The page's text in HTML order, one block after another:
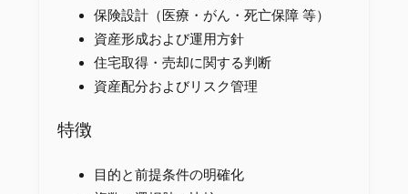
保険設計（医療・がん・死亡保障 等）
資産形成および運用方針
住宅取得・売却に関する判断
資産配分およびリスク管理
特徴
目的と前提条件の明確化